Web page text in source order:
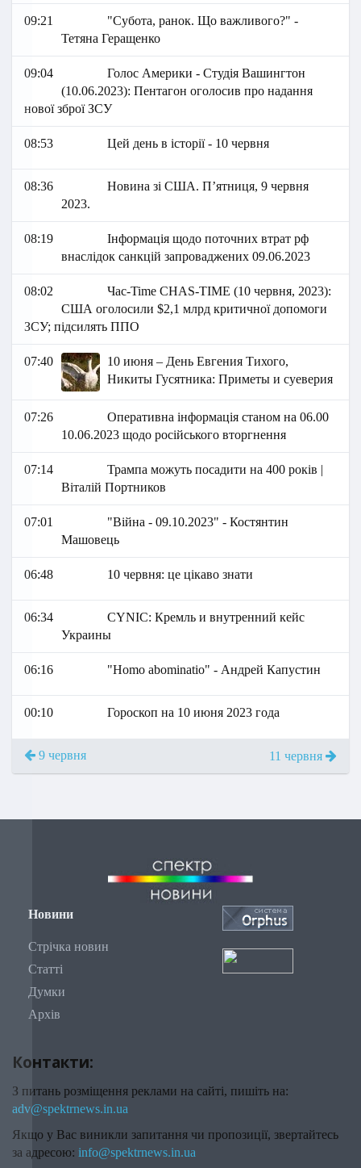
09:21
"Субота, ранок. Що важливого?" -
Тетяна Геращенко
09:04
Голос Америки - Студія Вашингтон
(10.06.2023): Пентагон оголосив про надання
нової зброї ЗСУ
08:53 Цей день в історії - 10 червня
08:36
Новина зі США. П’ятниця, 9 червня
2023.
08:19
Інформація щодо поточних втрат рф
внаслідок санкцій запроваджених 09.06.2023
08:02
Час-Time CHAS-TIME (10 червня, 2023):
США оголосили $2,1 млрд критичної допомоги
ЗСУ; підсилять ППО
07:40
10 июня – День Евгения Тихого,
Никиты Гусятника: Приметы и суеверия
07:26
Оперативна інформація станом на 06.00
10.06.2023 щодо російського вторгнення
07:14
Трампа можуть посадити на 400 років |
Віталій Портников
07:01
"Війна - 09.10.2023" - Костянтин
Машовець
06:48 10 червня: це цікаво знати
06:34
СYNIC: Кремль и внутренний кейс
Украины
06:16 "Homo abominatio" - Андрей Капустин
00:10 Гороскоп на 10 июня 2023 года
9 червня 11 червня
Новини
Стрічка новин
Статті
Думки
Архів
Контакти:
З питань розміщення реклами на сайті, пишіть на:
adv@spektrnews.in.ua
Якщо у Вас виникли запитання чи пропозиції, звертайтесь
за адресою: info@spektrnews.in.ua